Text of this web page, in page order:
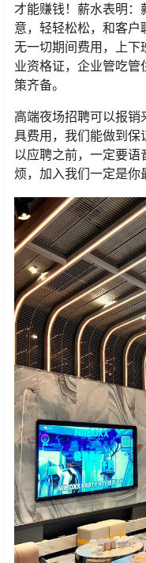
才能赚钱！薪水表明：
意，轻轻松松，和客
无一切期间费用，上下
业资格证，企业管吃
策齐备。
高端夜场招聘可以报
具费用，我们能做到保
以应聘之前，一定要
烦，加入我们一定是你